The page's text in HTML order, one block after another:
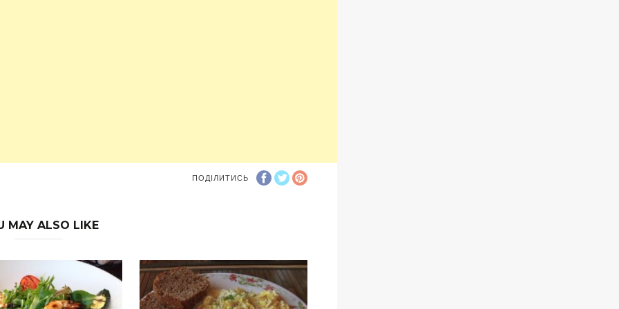
ПОДІЛИТИСЬ
MAY ALSO LIKE